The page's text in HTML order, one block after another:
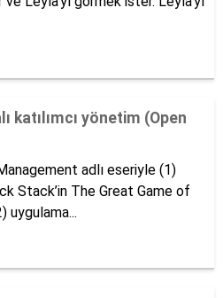
katılımcı yönetim (Open
adlı eseriyle (1)
Stack’in The Great Game of
uygulama...